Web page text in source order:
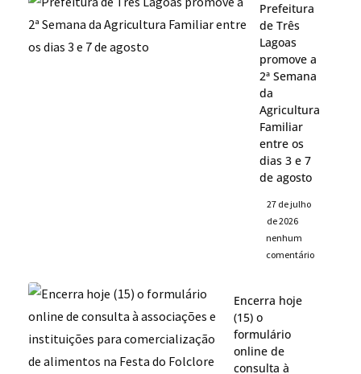
Prefeitura
de Três
Lagoas
promove a
2ª Semana
da
Agricultura
Familiar
entre os
dias 3 e 7
de agosto
27 de julho
de 2026
nenhum
comentário
Encerra hoje
(15) o
formulário
online de
consulta à